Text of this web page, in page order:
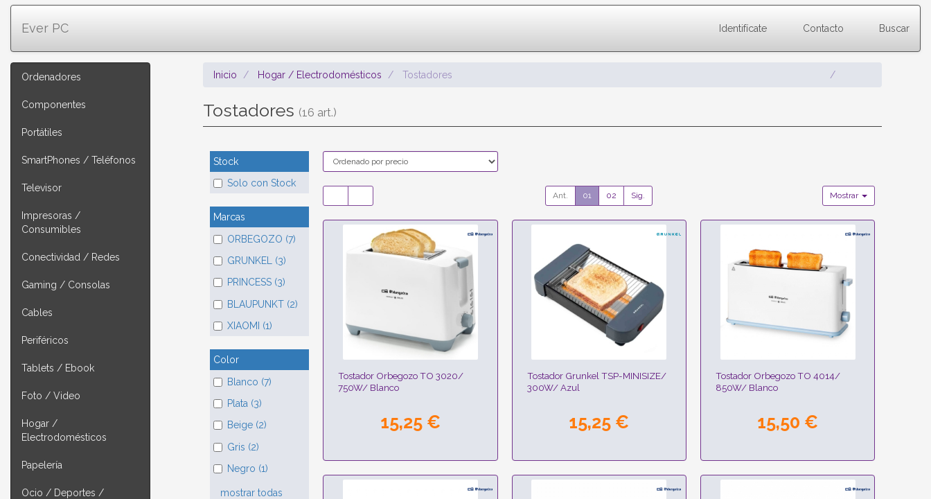
Ever PC Identifícate Contacto Buscar
Ordenadores
Componentes
Portátiles
SmartPhones / Teléfonos
Televisor
Impresoras /
Consumibles
Conectividad / Redes
Gaming / Consolas
Cables
Periféricos
Tablets / Ebook
Foto / Video
Hogar /
Electrodomésticos
Papelería
Ocio / Deportes /
Inicio Hogar / Electrodomésticos Tostadores
Tostadores (16 art.)
Stock
Solo con Stock
Marcas
ORBEGOZO (7)
GRUNKEL (3)
PRINCESS (3)
BLAUPUNKT (2)
XIAOMI (1)
Color
Blanco (7)
Plata (3)
Beige (2)
Gris (2)
Negro (1)
mostrar todas
Ant. 01 02 Sig. Mostrar
Tostador Orbegozo TO 3020/
750W/ Blanco
15,25 €
Tostador Grunkel TSP-MINISIZE/
300W/ Azul
15,25 €
Tostador Orbegozo TO 4014/
850W/ Blanco
15,50 €